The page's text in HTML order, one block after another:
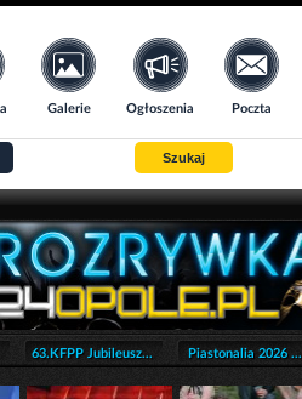
Galerie Ogłoszenia Poczta
Szukaj
63.KFPP Jubileusz... Piastonalia 2026 ...